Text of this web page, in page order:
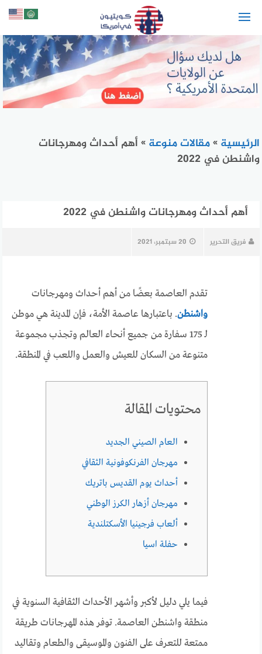
الرئيسية »مقالات منوعة »أهم أحداث ومهرجانات
واشنطن في 2022
أهم أحداث ومهرجانات واشنطن في 2022
فريق التحرير 20 سبتمبر، 2021
تقدم العاصمة بعضًا من أهم أحداث ومهرجانات
واشنطن. باعتبارها عاصمة الأمة، فإن المدينة هي موطن
لـ 175 سفارة من جميع أنحاء العالم وتجذب مجموعة
متنوعة من السكان للعيش والعمل واللعب في المنطقة.
محتويات المقالة
العام الصيني الجديد
مهرجان الفرنكوفونية الثقافي
أحداث يوم القديس باتريك
مهرجان أزهار الكرز الوطني
ألعاب فرجينيا الأسكتلندية
حفلة اسيا
فيما يلي دليل لأكبر وأشهر الأحداث الثقافية السنوية في
منطقة واشنطن العاصمة. توفر هذه المهرجانات طريقة
ممتعة للتعرف على الفنون والموسيقى والطعام وتقاليد